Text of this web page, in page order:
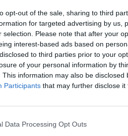
opt-out of the sale, sharing to third
for targeted advertising by us,
selection. Please note that after your
interest-based ads based on
to third parties prior to your
of your personal information by
This information may also be
Participants that may further disclose it
Data Processing Opt Outs
– ianuarie 2022 într-o amplă
în temeiul legii. Este
nivel naţional şi internaţional
privative de liberate
ca urmare a unor plecări
dispuse au fost identificate